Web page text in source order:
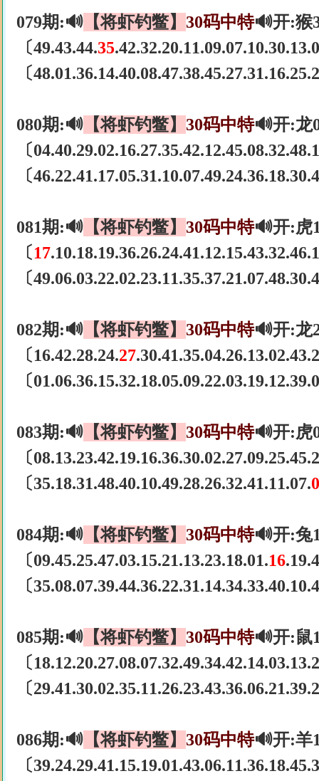
079期:🔊 【将虾钓鳖】 30码中特🔊开:猴
〔49.43.44.35
〔
080期:🔊 【将虾钓鳖】 30码中特🔊开:龙
〔
〔
081期:🔊 【将虾钓鳖】 30码中特🔊开:虎
〔 17
〔
082期:🔊 【将虾钓鳖】 30码中特🔊开:龙
〔16.42.28.24.27
〔
083期:🔊 【将虾钓鳖】 30码中特🔊开:虎
〔
〔35.18.31.48.40.10.49.28.26.32.41.11.07.
084期:🔊 【将虾钓鳖】 30码中特🔊开:兔
〔09.45.25.47.03.15.21.13.23.18.01.16
〔
085期:🔊 【将虾钓鳖】 30码中特🔊开:鼠
〔
〔
086期:🔊 【将虾钓鳖】 30码中特🔊开:羊
〔